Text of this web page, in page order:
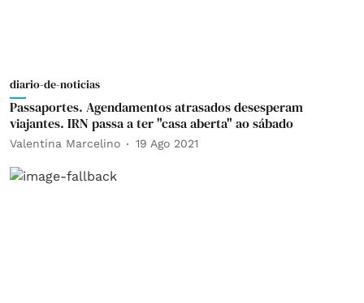
diario-de-noticias
Passaportes. Agendamentos atrasados desesperam
viajantes. IRN passa a ter "casa aberta" ao sábado
Valentina Marcelino 19 Ago 2021